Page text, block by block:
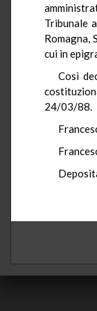
Tribunale
Romagna,
cui in
Così
24/03/88.